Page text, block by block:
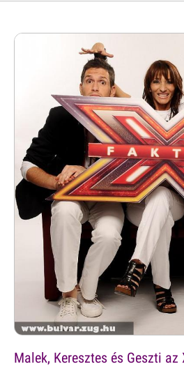
Malek, Keresztes és Geszti az